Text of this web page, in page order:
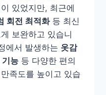
있었지만, 최근에
회전 최적화등 최신
보완하고 있습니
에서 발생하는 옷감
기능 등 다양한 편의
족도를 높이고 있습